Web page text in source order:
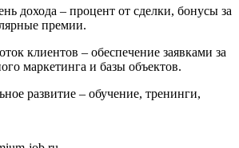
дохода – процент от сделки, бонусы за
премии.
клиентов – обеспечение заявками за
маркетинга и базы объектов.
развитие – обучение, тренинги,